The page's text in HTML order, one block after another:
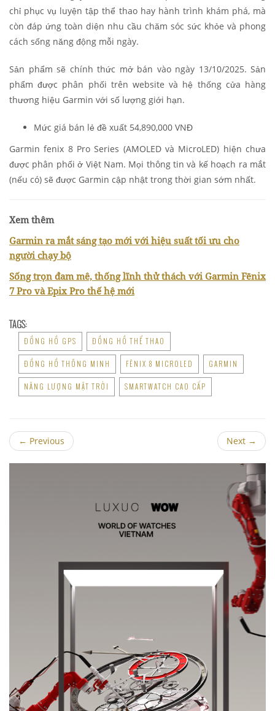
chỉ phục vụ luyện tập thể thao hay hành trình khám phá, mà
còn đáp ứng toàn diện nhu cầu chăm sóc sức khỏe và phong
cách sống năng động mỗi ngày.
Sản phẩm sẽ chính thức mở bán vào ngày 13/10/2025. Sản
phẩm được phân phối trên websitevà hệ thống cửa hàng
thương hiệu Garmin với số lượng giới hạn.
Mức giá bán lẻ đề xuất 54,890,000 VNĐ
Garmin fenix 8 Pro Series (AMOLED và MicroLED) hiện chưa
được phân phối ở Việt Nam. Mọi thông tin và kế hoạch ra mắt
(nếu có) sẽ được Garmin cập nhật trong thời gian sớm nhất.
Xem thêm
Garmin ra mắt sáng tạo mới với hiệu suất tối ưu cho
người chạy bộ
Sống trọn đam mê, thống lĩnh thử thách với Garmin Fēnix
7 Pro và Epix Pro thế hệ mới
TAGS:
ĐỒNG HỒ GPS ĐỒNG HỒ THỂ THAO
ĐỒNG HỒ THÔNG MINH FĒNIX 8 MICROLED GARMIN
NĂNG LƯỢNG MẶT TRỜI SMARTWATCH CAO CẤP
← Previous Next →